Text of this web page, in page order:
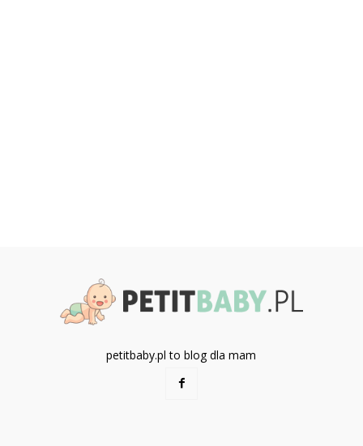
petitbaby.pl to blog dla mam